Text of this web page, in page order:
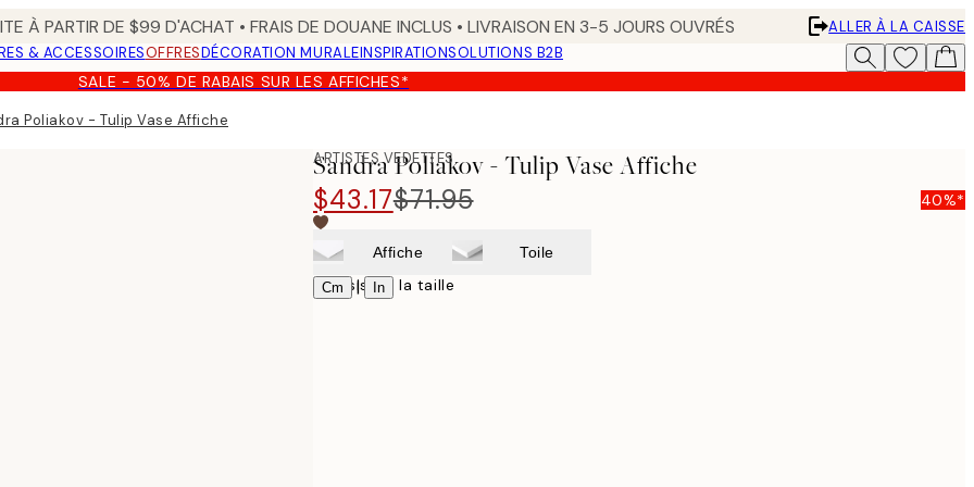
À PARTIR DE $99 D'ACHAT • FRAIS DE DOUANE INCLUS • LIVRAISON EN 3-5 JOURS OUVRÉS
ALLER À LA CAISSE
& ACCESSOIRESOFFRESDÉCORATION MURALEINSPIRATIONSOLUTIONS B2B
SALE - 50% DE RABAIS SUR LES AFFICHES*
Poliakov - Tulip Vase Affiche
ARTISTES VEDETTES
Sandra Poliakov - Tulip Vase Affiche
$43.17$71.95 40%*
Affiche Toile
Cm | In
Choisissez la taille